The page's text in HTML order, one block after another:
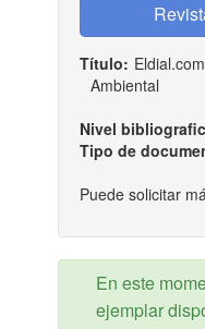
Título:
Ambiental
Nivel
Tipo de
Puede solicitar
En este
ejemplar